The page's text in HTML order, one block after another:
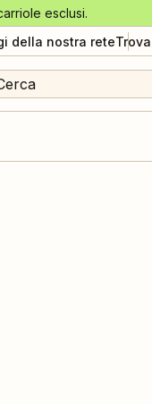
esclusi.
della nostra rete